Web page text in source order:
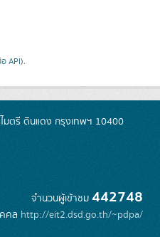
API).
ตรี ดินแดง กรุงเทพฯ 10400
จำนวนผู้เข้าชม 442748
คล http://eit2.dsd.go.th/~pdpa/